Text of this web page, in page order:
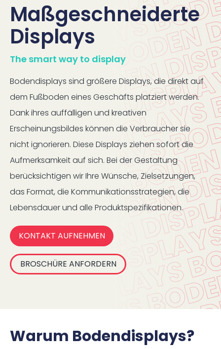
Maßgeschneiderte
Displays
The smart way to display
Bodendisplays sind größere Displays, die direkt auf
dem Fußboden eines Geschäfts platziert werden.
Dank ihres auffälligen und kreativen
Erscheinungsbildes können die Verbraucher sie
nicht ignorieren. Diese Displays ziehen sofort die
Aufmerksamkeit auf sich. Bei der Gestaltung
berücksichtigen wir Ihre Wünsche, Zielsetzungen,
das Format, die Kommunikationsstrategien, die
Lebensdauer und alle Produktspezifikationen.
KONTAKT AUFNEHMEN
BROSCHÜRE ANFORDERN
Warum Bodendisplays?